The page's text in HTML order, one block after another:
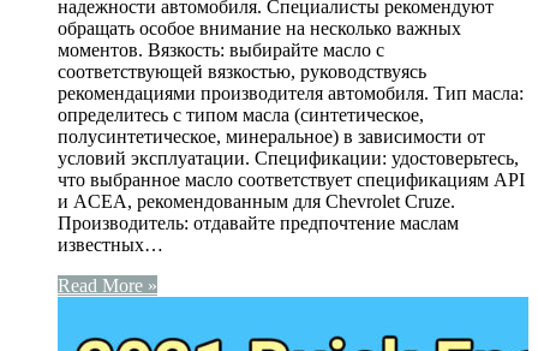
надежности автомобиля. Специалисты рекомендуют
обращать особое внимание на несколько важных
моментов. Вязкость: выбирайте масло с
соответствующей вязкостью, руководствуясь
рекомендациями производителя автомобиля. Тип масла:
определитесь с типом масла (синтетическое,
полусинтетическое, минеральное) в зависимости от
условий эксплуатации. Спецификации: удостоверьтесь,
что выбранное масло соответствует спецификациям API
и ACEA, рекомендованным для Chevrolet Cruze.
Производитель: отдавайте предпочтение маслам
известных…
Read More »